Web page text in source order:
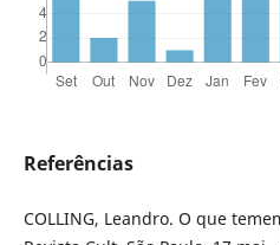
Referências
COLLING, Leandro. O que